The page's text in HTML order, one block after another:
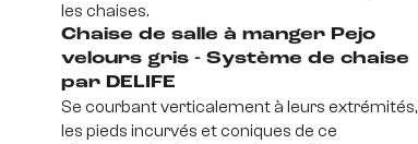
les chaises.
Chaise de salle à manger Pejo
velours gris - Système de chaise
par DELIFE
Se courbant verticalement à leurs extrémités,
les pieds incurvés et coniques de ce